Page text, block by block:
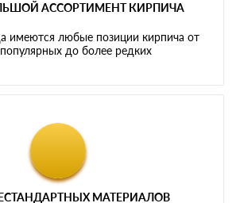
АССОРТИМЕНТ КИРПИЧА
имеются любые позиции кирпича от
до более редких
МАТЕРИАЛОВ